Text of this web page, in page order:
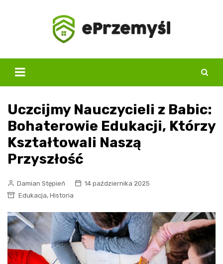
Uczcijmy Nauczycieli z Babic:
Bohaterowie Edukacji, Którzy
Kształtowali Naszą
Przyszłość
Damian Stępień
14 października 2025
Edukacja, Historia